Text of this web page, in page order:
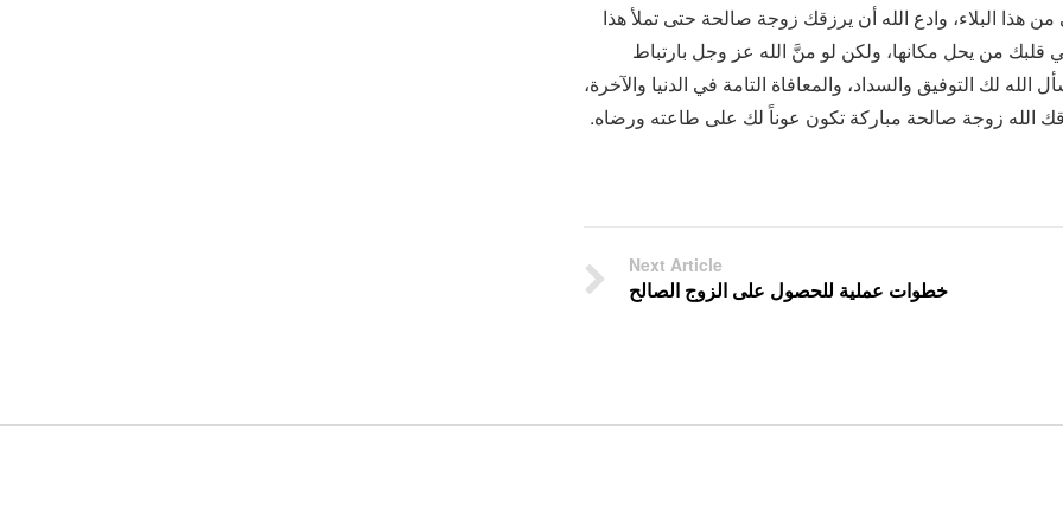
هذا البلاء، وادع الله أن يرزقك زوجة صالحة حتى تملأ هذا
قلبك من يحل مكانها، ولكن لو منَّ الله عز وجل بارتباط
لك التوفيق والسداد، والمعافاة التامة في الدنيا والآخرة،
الله زوجة صالحة مباركة تكون عوناً لك على طاعته ورضاه.
Next Article
خطوات عملية للحصول على الزوج الصالح